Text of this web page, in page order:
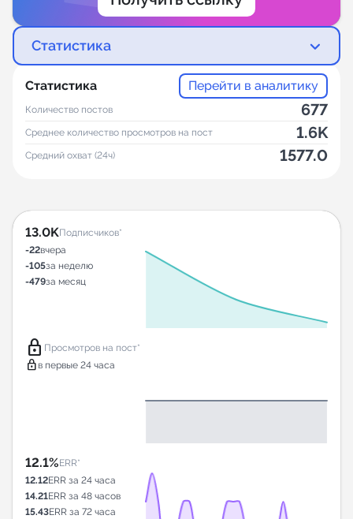
Статистика
Статистика Перейти в аналитику
Количество постов 677
Среднее количество просмотров на пост 1.6K
Средний охват (24ч) 1577.0
13.0KПодписчиков*
-22вчера
-105за неделю
-479за месяц
lock Просмотров на пост*
lock в первые 24 часа
12.1%ERR*
12.12ERR за 24 часа
14.21ERR за 48 часов
15.43ERR за 72 часа